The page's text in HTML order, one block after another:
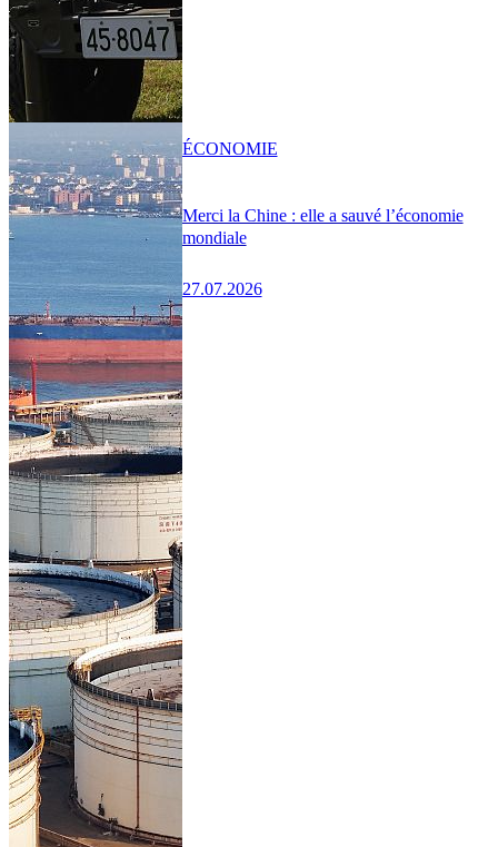
Merci la Chine : elle a sauvé l’économie
mondiale
27.07.2026
ÉCONOMIE